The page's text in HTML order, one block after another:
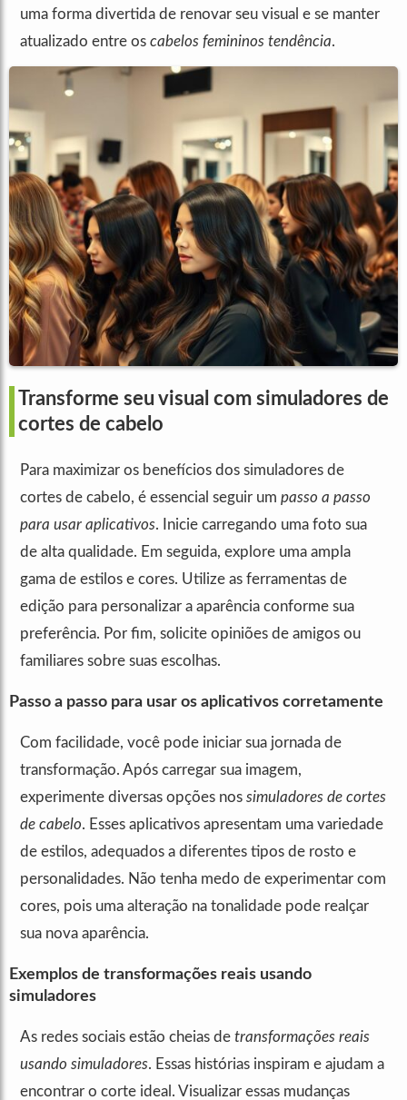
uma forma divertida de renovar seu visual e se manter
atualizado entre os cabelos femininos tendência.
Transforme seu visual com simuladores de
cortes de cabelo
Para maximizar os benefícios dos simuladores de
cortes de cabelo, é essencial seguir um passo a passo
para usar aplicativos. Inicie carregando uma foto sua
de alta qualidade. Em seguida, explore uma ampla
gama de estilos e cores. Utilize as ferramentas de
edição para personalizar a aparência conforme sua
preferência. Por fim, solicite opiniões de amigos ou
familiares sobre suas escolhas.
Passo a passo para usar os aplicativos corretamente
Com facilidade, você pode iniciar sua jornada de
transformação. Após carregar sua imagem,
experimente diversas opções nos simuladores de cortes
de cabelo. Esses aplicativos apresentam uma variedade
de estilos, adequados a diferentes tipos de rosto e
personalidades. Não tenha medo de experimentar com
cores, pois uma alteração na tonalidade pode realçar
sua nova aparência.
Exemplos de transformações reais usando
simuladores
As redes sociais estão cheias de transformações reais
usando simuladores. Essas histórias inspiram e ajudam a
encontrar o corte ideal. Visualizar essas mudanças